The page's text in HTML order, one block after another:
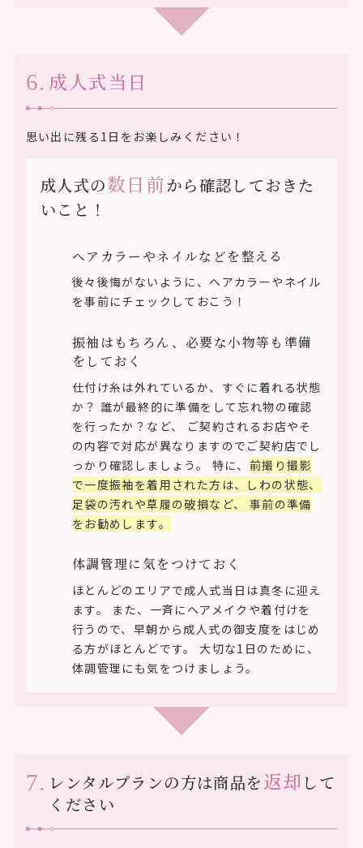
成人式当日
思い出に残る1日をお楽しみください！
成人式の数日前から確認しておきた
いこと！
ヘアカラーやネイルなどを整える
後々後悔がないように、ヘアカラーやネイル
を事前にチェックしておこう！
振袖はもちろん、必要な小物等も準備
をしておく
仕付け糸は外れているか、すぐに着れる状態
か？ 誰が最終的に準備をして忘れ物の確認
を行ったか？など、 ご契約されるお店やそ
の内容で対応が異なりますのでご契約店でし
っかり確認しましょう。 特に、 前撮り撮影
で一度振袖を着用された方は、しわの状態、
足袋の汚れや草履の破損など、 事前の準備
をお勧めします。
体調管理に気をつけておく
ほとんどのエリアで成人式当日は真冬に迎え
ます。 また、一斉にヘアメイクや着付けを
行うので、早朝から成人式の御支度をはじめ
る方がほとんどです。 大切な1日のために、
体調管理にも気をつけましょう。
レンタルプランの方は商品を返却して
ください